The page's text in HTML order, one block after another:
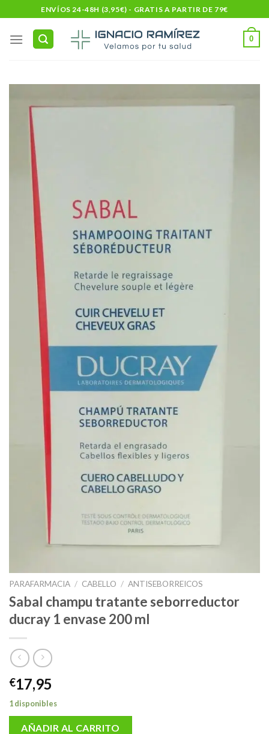
to
content
ENVÍOS 24-48H (3,95€) - GRATIS A PARTIR DE 79€
0
PARAFARMACIA / CABELLO / ANTISEBORREICOS
Sabal champu tratante seborreductor
ducray 1 envase 200 ml
€17,95
1 disponibles
AÑADIR AL CARRITO